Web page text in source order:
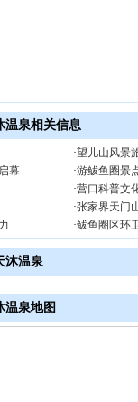
温泉相关信息
·望儿山风景
幕 ·游鲅鱼圈景
·营口科普文
·张家界天门
·鲅鱼圈区环
沐温泉
温泉地图